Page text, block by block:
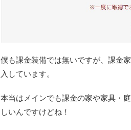
僕も課金装備では無いですが、課金
入しています。
本当はメインでも課金の家や家具・
しいんですけどね！